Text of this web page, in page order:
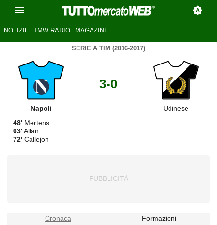
NOTIZIE TMW RADIO MAGAZINE
SERIE A TIM (2016-2017)
Napoli
3-0
Udinese
48' Mertens
63'Allan
72' Callejon
Cronaca Formazioni